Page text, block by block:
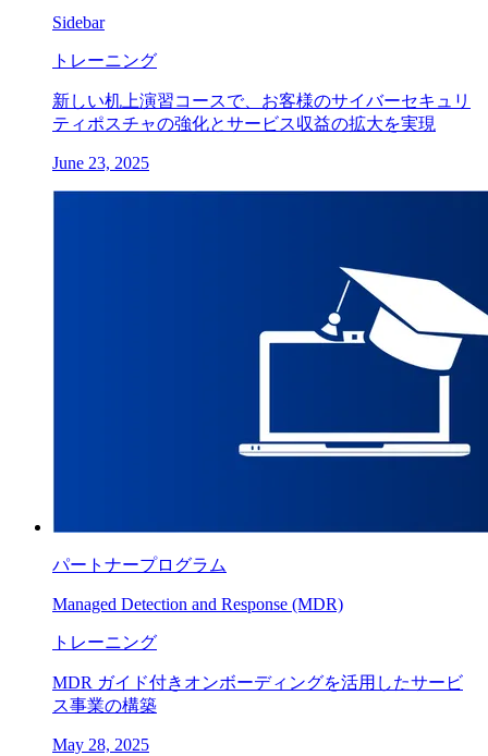
Sidebar
トレーニング
新しい机上演習コースで、お客様のサイバーセキュリ
ティポスチャの強化とサービス収益の拡大を実現
June 23, 2025
パートナープログラム
Managed Detection and Response (MDR)
トレーニング
MDR ガイド付きオンボーディングを活用したサービ
ス事業の構築
May 28, 2025